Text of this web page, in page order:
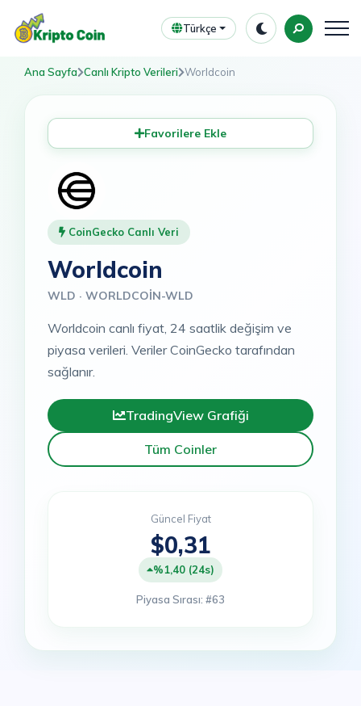
Türkçe
Ana Sayfa Canlı Kripto Verileri Worldcoin
Favorilere Ekle
CoinGecko Canlı Veri
Worldcoin
WLD · WORLDCOIN-WLD
Worldcoin canlı fiyat, 24 saatlik değişim ve
piyasa verileri. Veriler CoinGecko tarafından
sağlanır.
TradingView Grafiği
Tüm Coinler
Güncel Fiyat
$0,31
%1,40 (24s)
Piyasa Sırası: #63